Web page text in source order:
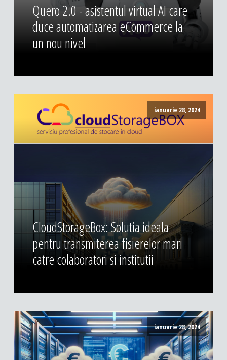
Quero 2.0 - asistentul virtual AI care
duce automatizarea eCommerce la
un nou nivel
ianuarie 28, 2024
CloudStorageBox: Solutia ideala
pentru transmiterea fisierelor mari
catre colaboratori si institutii
ianuarie 28, 2024